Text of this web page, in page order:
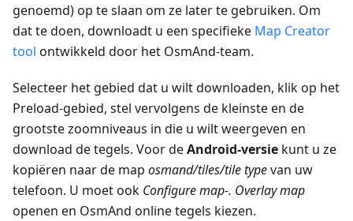
genoemd) op te slaan om ze later te gebruiken. Om
dat te doen, downloadt u een specifieke Map Creator
tool ontwikkeld door het OsmAnd-team.
Selecteer het gebied dat u wilt downloaden, klik op het
Preload-gebied, stel vervolgens de kleinste en de
grootste zoomniveaus in die u wilt weergeven en
download de tegels. Voor deAndroid-versie kunt u ze
kopiëren naar de map osmand/tiles/tile typevan uw
telefoon. U moet ook Configure map-. Overlay map
openen en OsmAnd online tegels kiezen.